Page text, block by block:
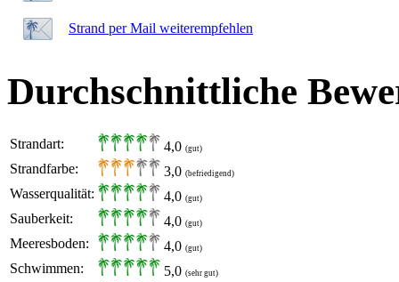
Strand per Mail weiterempfehlen
Durchschnittliche
Strandart: 4,0 (gut)
Strandfarbe: 3,0 (befriedigend)
Wasserqualität: 4,0 (gut)
Sauberkeit: 4,0 (gut)
Meeresboden: 4,0 (gut)
Schwimmen: 5,0 (sehr gut)